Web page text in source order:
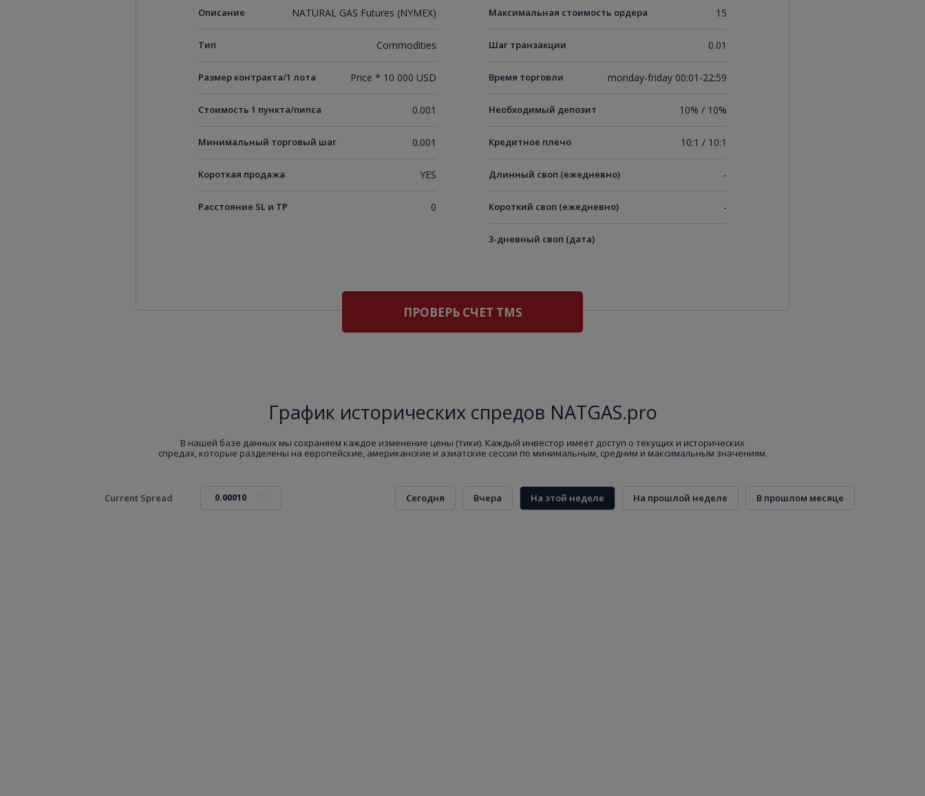
Описание NATURAL GAS Futures (NYMEX)
Тип Commodities
Размер контракта/1 лота Price * 10 000 USD
Стоимость 1 пункта/пипса 0.001
Минимальный торговый шаг 0.001
Короткая продажа YES
Расстояние SL и TP 0
Максимальная стоимость ордера 15
Шаг транзакции 0.01
Время торговли monday-friday 00:01-22:59
Необходимый депозит 10% / 10%
Кредитное плечо 10:1 / 10:1
Длинный своп (ежедневно) -
Короткий своп (ежедневно) -
3-дневный своп (дата)
ПРОВЕРЬ СЧЕТ TMS
График исторических спредов NATGAS.pro
В нашей базе данных мы сохраняем каждое изменение цены (тики). Каждый инвестор имеет доступ о текущих и исторических
спредах, которые разделены на европейские, американские и азиатские сессии по минимальным, средним и максимальным значениям.
Current Spread 0.00010 Сегодня Вчера На этой неделе На прошлой неделе В прошлом месяце